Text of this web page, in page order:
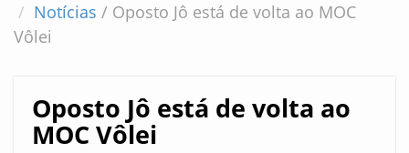
Notícias / Oposto Jô está de volta ao MOC
Vôlei
Oposto Jô está de volta ao
MOC Vôlei